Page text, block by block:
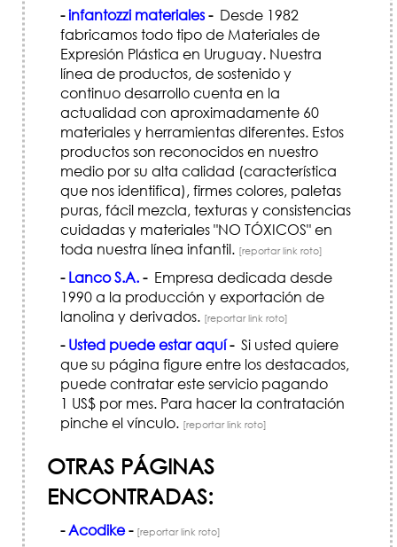
-infantozzi materiales-Desde 1982
fabricamos todo tipo de Materiales de
Expresión Plástica en Uruguay. Nuestra
línea de productos, de sostenido y
continuo desarrollo cuenta en la
actualidad con aproximadamente 60
materiales y herramientas diferentes. Estos
productos son reconocidos en nuestro
medio por su alta calidad (característica
que nos identifica), firmes colores, paletas
puras, fácil mezcla, texturas y consistencias
cuidadas y materiales "NO TÓXICOS" en
toda nuestra línea infantil. [reportar link roto]
- Lanco S.A.-Empresa dedicada desde
1990 a la producción y exportación de
lanolina y derivados. [reportar link roto]
- Usted puede estar aquí-Si usted quiere
que su página figure entre los destacados,
puede contratar este servicio pagando
1 US$ por mes. Para hacer la contratación
pinche el vínculo. [reportar link roto]
OTRAS PÁGINAS
ENCONTRADAS:
-Acodike- [reportar link roto]